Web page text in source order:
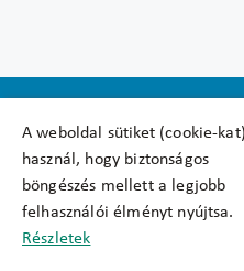
A weboldal sütiket (cookie-kat)
használ, hogy biztonságos
böngészés mellett a legjobb
felhasználói élményt nyújtsa.
Részletek